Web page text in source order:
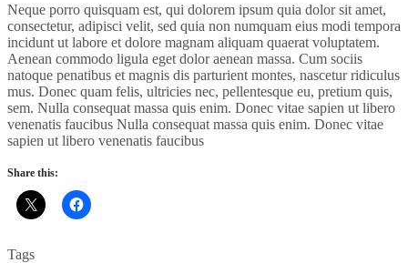
Neque porro quisquam est, qui dolorem ipsum quia dolor sit amet,
consectetur, adipisci velit, sed quia non numquam eius modi tempora
incidunt ut labore et dolore magnam aliquam quaerat voluptatem.
Aenean commodo ligula eget dolor aenean massa. Cum sociis
natoque penatibus et magnis dis parturient montes, nascetur ridiculus
mus. Donec quam felis, ultricies nec, pellentesque eu, pretium quis,
sem. Nulla consequat massa quis enim. Donec vitae sapien ut libero
venenatis faucibus Nulla consequat massa quis enim. Donec vitae
sapien ut libero venenatis faucibus
Share this:
Tags